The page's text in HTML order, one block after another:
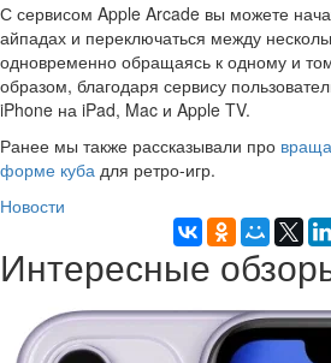
С сервисом Apple Arcade вы можете
айпадах и переключаться между
одновременно обращаясь к одному и
образом, благодаря сервису
iPhone на iPad, Mac и Apple TV.
Ранее мы также рассказывали про
форме куба для ретро-игр.
Новости
Интересные